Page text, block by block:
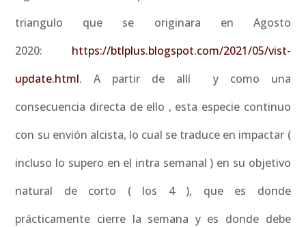
triangulo que se originara en Agosto
2020: https://btlplus.blogspot.com/2021/05/vist-
update.html. A partir de allí y como una
consecuencia directa de ello , esta especie continuo
con su envión alcista, lo cual se traduce en impactar (
incluso lo supero en el intra semanal ) en su objetivo
natural de corto ( los 4 ), que es donde
prácticamente cierre la semana y es donde debe